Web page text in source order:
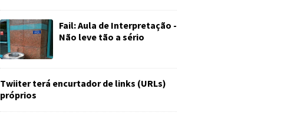
Fail: Aula de Interpretação -
Não leve tão a sério
Twiiter terá encurtador de links (URLs)
próprios